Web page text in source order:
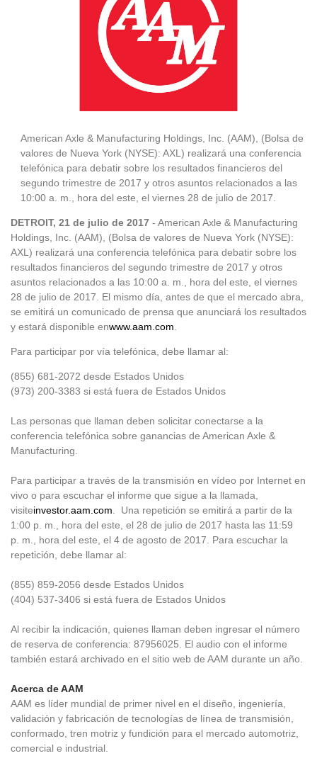
American Axle & Manufacturing Holdings, Inc. (AAM), (Bolsa de
valores de Nueva York (NYSE): AXL) realizará una conferencia
telefónica para debatir sobre los resultados financieros del
segundo trimestre de 2017 y otros asuntos relacionados a las
10:00 a. m., hora del este, el viernes 28 de julio de 2017.
DETROIT, 21 de julio de 2017 - American Axle & Manufacturing
Holdings, Inc. (AAM), (Bolsa de valores de Nueva York (NYSE):
AXL) realizará una conferencia telefónica para debatir sobre los
resultados financieros del segundo trimestre de 2017 y otros
asuntos relacionados a las 10:00 a. m., hora del este, el viernes
28 de julio de 2017. El mismo día, antes de que el mercado abra,
se emitirá un comunicado de prensa que anunciará los resultados
y estará disponible enwww.aam.com
Para participar por vía telefónica, debe llamar al:
(855) 681-2072 desde Estados Unidos
(973) 200-3383 si está fuera de Estados Unidos
Las personas que llaman deben solicitar conectarse a la
conferencia telefónica sobre ganancias de American Axle &
Manufacturing.
Para participar a través de la transmisión en vídeo por Internet en
vivo o para escuchar el informe que sigue a la llamada,
visiteinvestor.aam.com . Una repetición se emitirá a partir de la
1:00 p. m., hora del este, el 28 de julio de 2017 hasta las 11:59
p. m., hora del este, el 4 de agosto de 2017. Para escuchar la
repetición, debe llamar al:
(855) 859-2056 desde Estados Unidos
(404) 537-3406 si está fuera de Estados Unidos
Al recibir la indicación, quienes llaman deben ingresar el número
de reserva de conferencia: 87956025. El audio con el informe
también estará archivado en el sitio web de AAM durante un año.
Acerca de AAM
AAM es líder mundial de primer nivel en el diseño, ingeniería,
validación y fabricación de tecnologías de línea de transmisión,
conformado, tren motriz y fundición para el mercado automotriz,
comercial e industrial.